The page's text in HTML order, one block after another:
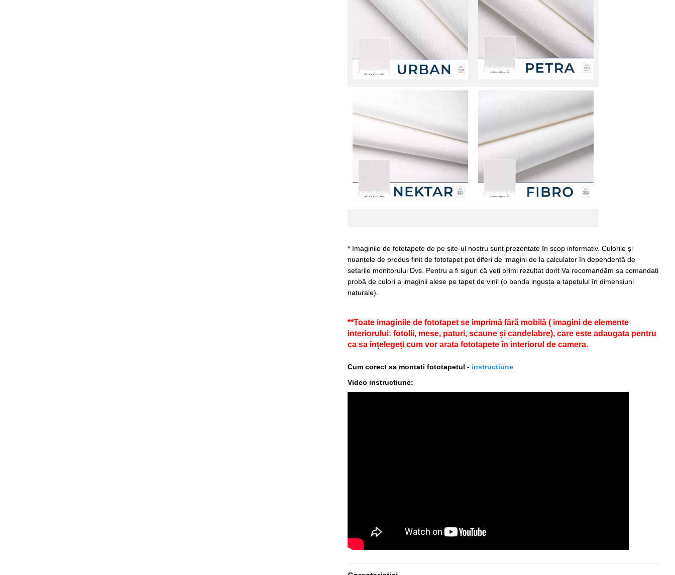
* Imaginile de fototapete de pe site-ul nostru sunt prezentate în scop informativ. Culorile și
nuanțele de produs finit de fototapet pot diferi de imagini de la calculator în dependentă de
setarile monitorului Dvs. Pentru a fi siguri că veți primi rezultat dorit Va recomandăm sa comandati
probă de culori a imaginii alese pe tapet de vinil (o banda ingusta a tapetului în dimensiuni
naturale).
**Toate imaginile de fototapet se imprimă fără mobilă ( imagini de elemente
interiorului: fotolii, mese, paturi, scaune și candelabre), care este adaugata pentru
ca sa înțelegeți cum vor arata fototapete în interiorul de camera.
Cum corect sa montati fototapetul - instructiune
Video instructiune: